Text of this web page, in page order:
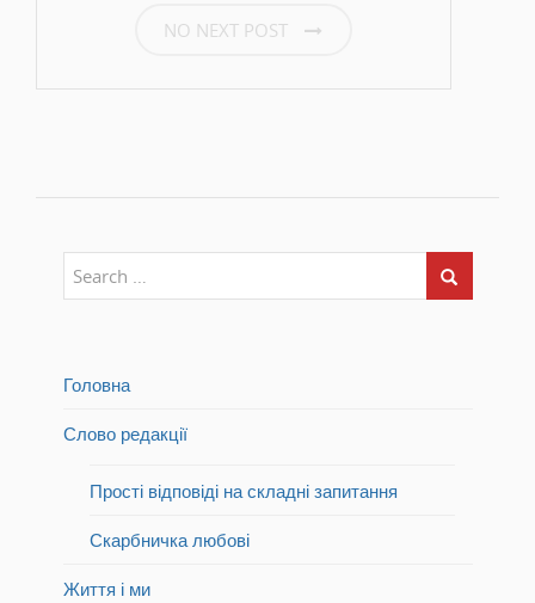
NO NEXT POST
Головна
Слово редакції
Прості відповіді на складні запитання
Скарбничка любові
Життя і ми